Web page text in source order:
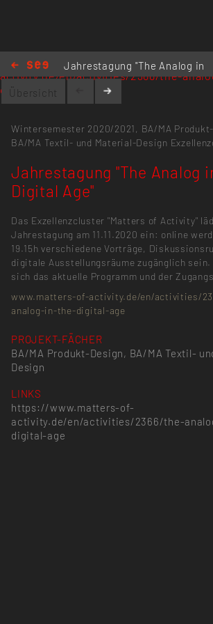
Jahrestagung "The Analog in
the Digital Age"
Übersicht
https://www.matters-of-
activity.de/en/activities/2366/the-
digital-age
Wintersemester 2020/2021, BA/MA
BA/MA Textil- und Material-Design
Jahrestagung "The Analog
Digital Age"
Das Exzellenzcluster "Matters of Activity"
Jahrestagung am 11.11.2020 ein: online
19.15h verschiedene Vorträge,
digitale Ausstellungsräume zugänglich
sich das aktuelle Programm und der
www.matters-of-activity.de/en/activities/
analog-in-the-digital-age
PROJEKT-FÄCHER
BA/MA Produkt-Design, BA/MA Textil-
Design
LINKS
https://www.matters-of-
activity.de/en/activities/2366/the-
digital-age